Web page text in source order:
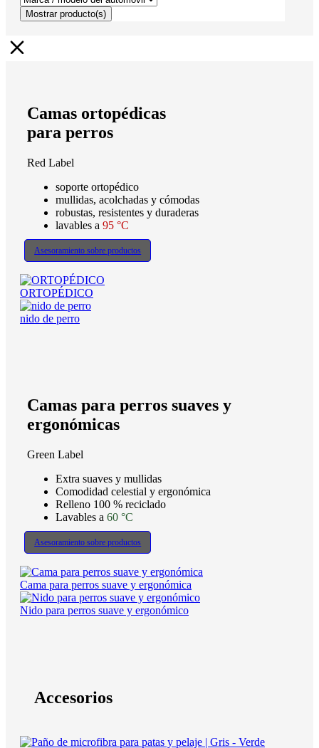
Mostrar producto(s)
Camas ortopédicas
para perros
Red Label
soporte ortopédico
mullidas, acolchadas y cómodas
robustas, resistentes y duraderas
lavables a 95 °C
Asesoramiento sobre productos
ORTOPÉDICO
nido de perro
Camas para perros suaves y
ergonómicas
Green Label
Extra suaves y mullidas
Comodidad celestial y ergonómica
Relleno 100 % reciclado
Lavables a 60 °C
Asesoramiento sobre productos
Cama para perros suave y ergonómica
Nido para perros suave y ergonómico
Accesorios